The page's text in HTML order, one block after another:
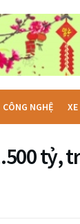
CÔNG NGHỆ XE
tỷ,